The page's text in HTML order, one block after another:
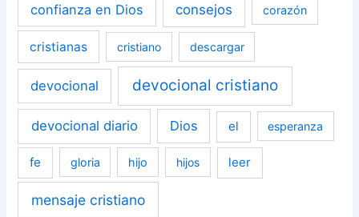
confianza en Dios consejos corazón
cristianas cristiano descargar
devocional devocional cristiano
devocional diario Dios el esperanza
fe gloria hijo hijos leer
mensaje cristiano